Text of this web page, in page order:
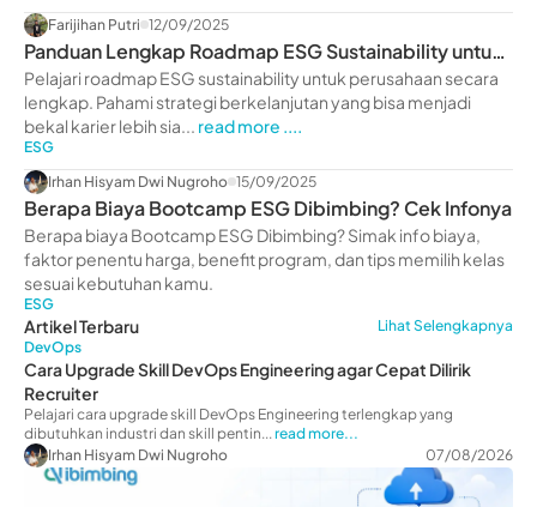
Farijihan Putri 12/09/2025
Panduan Lengkap Roadmap ESG Sustainability untuk
Perusahaan
Pelajari roadmap ESG sustainability untuk perusahaan secara
lengkap. Pahami strategi berkelanjutan yang bisa menjadi
bekal karier lebih sia... read more ....
ESG
Irhan Hisyam Dwi Nugroho 15/09/2025
Berapa Biaya Bootcamp ESG Dibimbing? Cek Infonya
Berapa biaya Bootcamp ESG Dibimbing? Simak info biaya,
faktor penentu harga, benefit program, dan tips memilih kelas
sesuai kebutuhan kamu.
ESG
Artikel Terbaru
Lihat Selengkapnya
DevOps
Cara Upgrade Skill DevOps Engineering agar Cepat Dilirik
Recruiter
Pelajari cara upgrade skill DevOps Engineering terlengkap yang
dibutuhkan industri dan skill pentin... read more...
Irhan Hisyam Dwi Nugroho
07/08/2026